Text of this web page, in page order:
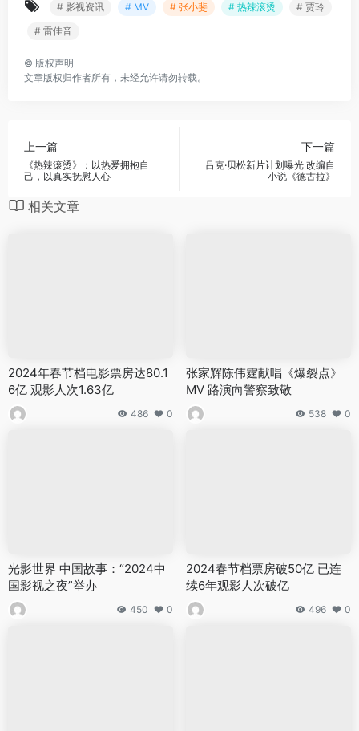
# 影视资讯 # MV # 张小斐 # 热辣滚烫
# 贾玲
# 雷佳音
© 版权声明
文章版权归作者所有，未经允许请勿转载。
上一篇
《热辣滚烫》：以热爱拥抱自
己，以真实抚慰人心
下一篇
吕克·贝松新片计划曝光 改编自
小说《德古拉》
相关文章
2024年春节档电影票房达80.1
6亿 观影人次1.63亿
486 0
张家辉陈伟霆献唱《爆裂点》
MV 路演向警察致敬
538 0
光影世界 中国故事：“2024中
国影视之夜”举办
450 0
2024春节档票房破50亿 已连
续6年观影人次破亿
496 0